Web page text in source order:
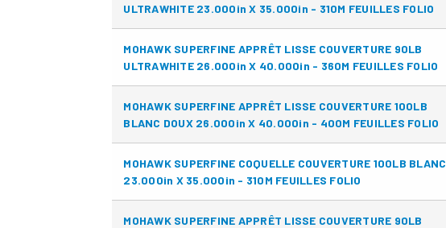
ULTRAWHITE 23.000in X 35.000in - 310M FEUILLES FOLIO
MOHAWK SUPERFINE APPRÊT LISSE COUVERTURE 90LB
ULTRAWHITE 26.000in X 40.000in - 360M FEUILLES FOLIO
MOHAWK SUPERFINE APPRÊT LISSE COUVERTURE 100LB
BLANC DOUX 26.000in X 40.000in - 400M FEUILLES FOLIO
MOHAWK SUPERFINE COQUELLE COUVERTURE 100LB BLANC
23.000in X 35.000in - 310M FEUILLES FOLIO
MOHAWK SUPERFINE APPRÊT LISSE COUVERTURE 90LB